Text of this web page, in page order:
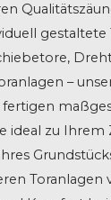
gestaltete
–
ideal zu Ihrem
Toranlagen